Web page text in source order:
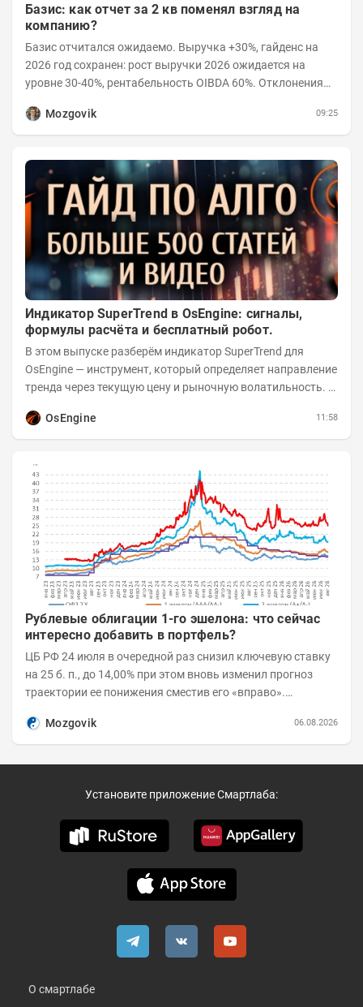
Базис: как отчет за 2 кв поменял взгляд на
компанию?
Базис отчитался ожидаемо. Выручка +30%, гайденс на
2026 год сохранен: рост выручки 2026 ожидается на
уровне 30-40%, рентабельность OIBDA 60%. Отклонения
Mozgovik
09:25
Индикатор SuperTrend в OsEngine: сигналы,
формулы расчёта и бесплатный робот.
В этом выпуске разберём индикатор SuperTrend для
OsEngine — инструмент, который определяет направление
тренда через текущую цену и рыночную волатильность. В
OsEngine
11:58
Рублевые облигации 1-го эшелона: что сейчас
интересно добавить в портфель?
ЦБ РФ 24 июля в очередной раз снизил ключевую ставку
на 25 б. п., до 14,00% при этом вновь изменил прогноз
траектории ее понижения сместив его «вправо».
Mozgovik
06.08.2026
Установите приложение Смартлаба:
О смартлабе